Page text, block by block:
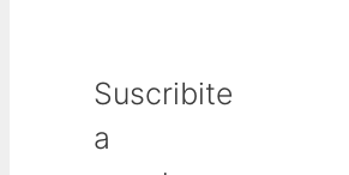
Suscribite
a